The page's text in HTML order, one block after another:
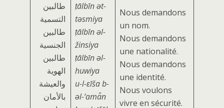
طالبین
التسمیة
طالبین
الجنسیة
طالبین
الھویة
والعیشة
بالأمان
ṭālbīn ǝt-
tǝsmiya
ṭālbīn ǝl-
žinsiya
ṭālbīn ǝl-
huwiya
u-l-ɛīša b-
ǝl-‘amǟn
Nous demandons
un nom.
Nous demandons
une nationalité.
Nous demandons
une identité.
Nous voulons
vivre en sécurité.